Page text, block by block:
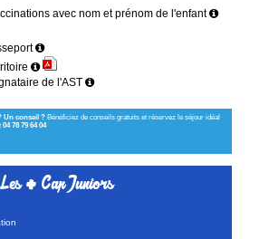
avec nom et prénom de l'enfant
de l'AST
Un conseil ? Bénéficiez de conseils gratuits et réservez le séjour idéal
04 78 79 64 04
Les+Cap Juniors